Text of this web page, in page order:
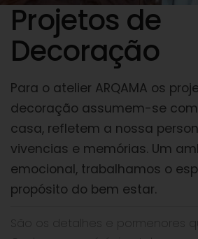
Projetos de
Decoração
Para o atelier ARQAMA os
decoração assumem-se
casa, refletem a nossa
vivencias e memórias. Um
emocional, trabalhamos o
propósito do bem estar.
São os detalhes e pormenores